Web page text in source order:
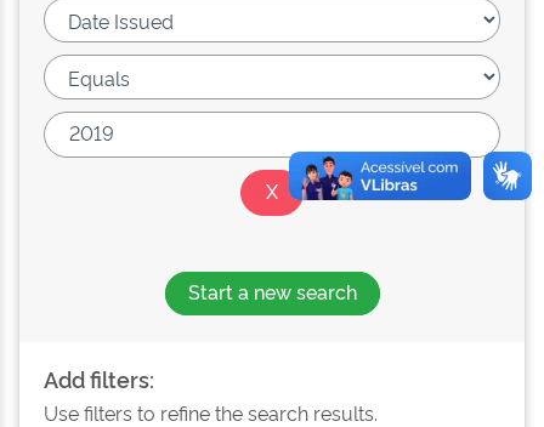
Start a new search
Add filters:
Use filters to refine the search results.